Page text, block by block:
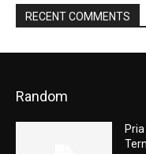
RECENT COMMENTS
Random